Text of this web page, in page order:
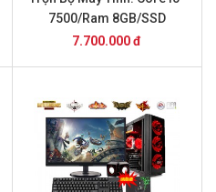
7500/Ram 8GB/SSD
240/GTX 1050 và Màn Hình
7.700.000 đ